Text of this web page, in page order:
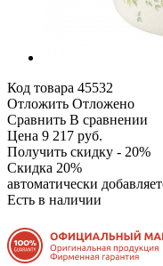
Код товара 45532
Отложить Отложено
Сравнить В сравнении
Цена 9 217 руб.
Получить скидку - 20%
Скидка 20%
автоматически
Есть в наличии